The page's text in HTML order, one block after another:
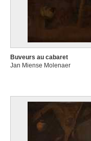
Buveurs au cabaret
Jan Miense Molenaer